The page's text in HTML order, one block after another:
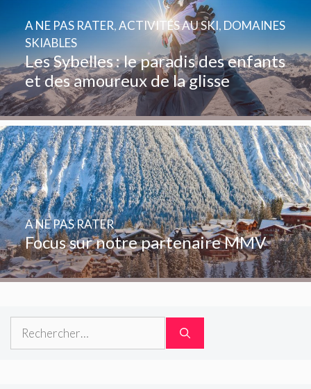
Les Sybelles : le paradis des enfants
et des amoureux de la glisse
A NE PAS RATER,ACTIVITÉS AU SKI, DOMAINES
SKIABLES
Focus sur notre partenaire MMV
A NE PAS RATER